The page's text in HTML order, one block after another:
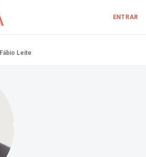
ENTRAR
Fábio Leite